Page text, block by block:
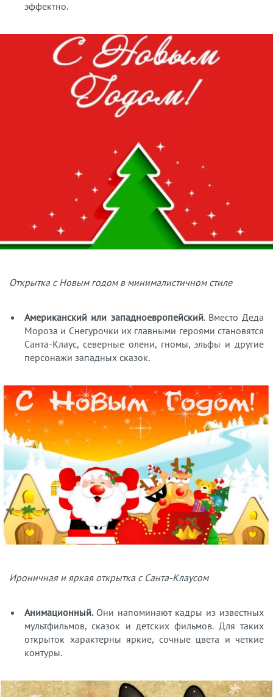
эффектно.
Открытка с Новым годом в минималистичном стиле
Американский или западноевропейский. Вместо Деда
Мороза и Снегурочки их главными героями становятся
Санта-Клаус, северные олени, гномы, эльфы и другие
персонажи западных сказок.
Ироничная и яркая открытка с Санта-Клаусом
Анимационный. Они напоминают кадры из известных
мультфильмов, сказок и детских фильмов. Для таких
открыток характерны яркие, сочные цвета и четкие
контуры.